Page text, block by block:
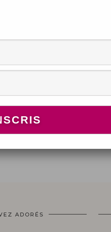
ADORÉS